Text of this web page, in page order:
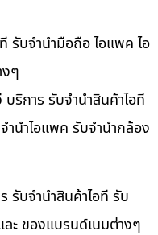
รับจำนำมือถือ ไอแพค ไอ
ๆ
ริการ รับจำนำสินค้าไอที
นำไอแพค รับจำนำกล้อง
รับจำนำสินค้าไอที รับ
ะ ของแบรนด์เนมต่างๆ